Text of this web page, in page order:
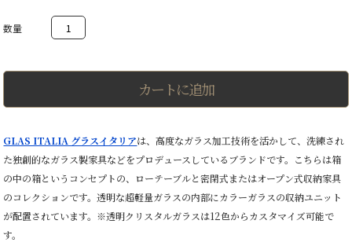
Boxinbox
ッ
ス・
ボ
ク
ス
ロ
ー
ー
ブ
カートに追加
GLAS ITALIA グラスイタリアは、高度なガラス加工技術を活かして、洗練され
た独創的なガラス製家具などをプロデュースしているブランドです。こちらは箱
の中の箱というコンセプトの、ローテーブルと密閉式またはオープン式収納家具
のコレクションです。透明な超軽量ガラスの内部にカラーガラスの収納ユニット
が配置されています。※透明クリスタルガラスは12色からカスタマイズ可能で
す。